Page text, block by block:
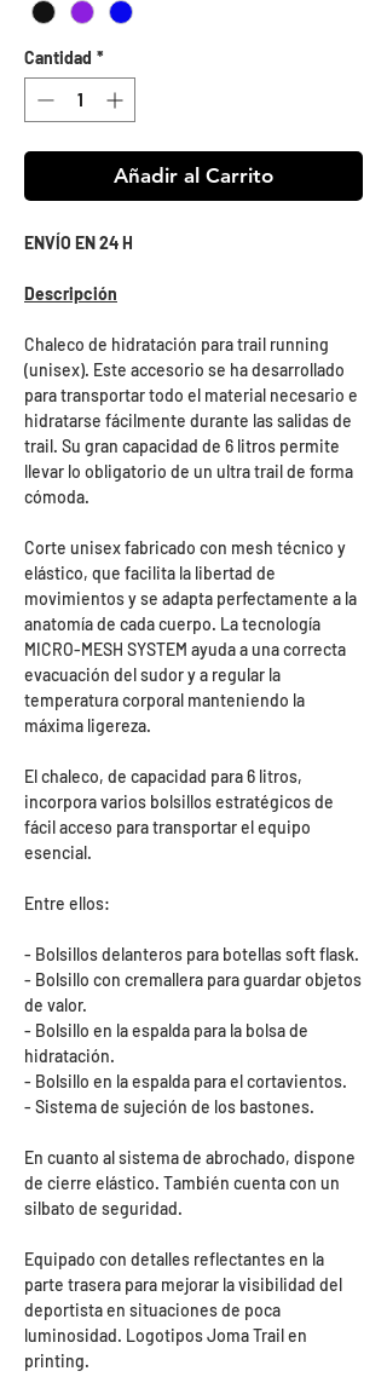
Cantidad *
Añadir al Carrito
ENVÍO EN 24 H
Descripción
Chaleco de hidratación para trail running
(unisex). Este accesorio se ha desarrollado
para transportar todo el material necesario e
hidratarse fácilmente durante las salidas de
trail. Su gran capacidad de 6 litros permite
llevar lo obligatorio de un ultra trail de forma
cómoda.
Corte unisex fabricado con mesh técnico y
elástico, que facilita la libertad de
movimientos y se adapta perfectamente a la
anatomía de cada cuerpo. La tecnología
MICRO-MESH SYSTEM ayuda a una correcta
evacuación del sudor y a regular la
temperatura corporal manteniendo la
máxima ligereza.
El chaleco, de capacidad para 6 litros,
incorpora varios bolsillos estratégicos de
fácil acceso para transportar el equipo
esencial.
Entre ellos:
- Bolsillos delanteros para botellas soft flask.
- Bolsillo con cremallera para guardar objetos
de valor.
- Bolsillo en la espalda para la bolsa de
hidratación.
- Bolsillo en la espalda para el cortavientos.
- Sistema de sujeción de los bastones.
En cuanto al sistema de abrochado, dispone
de cierre elástico. También cuenta con un
silbato de seguridad.
Equipado con detalles reflectantes en la
parte trasera para mejorar la visibilidad del
deportista en situaciones de poca
luminosidad. Logotipos Joma Trail en
printing.